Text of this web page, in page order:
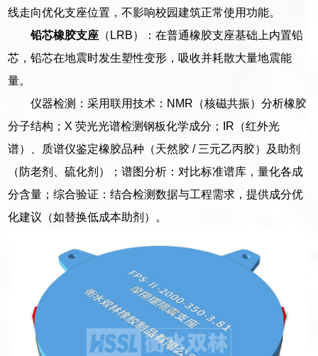
线走向优化支座位置，不影响校园建筑正常使用功能。
铅芯橡胶支座 （LRB）：在普通橡胶支座基础上内置铅
芯，铅芯在地震时发生塑性变形，吸收并耗散大量地震能
量。
仪器检测：采用联用技术：NMR（核磁共振）分析橡胶
分子结构；X 荧光光谱检测钢板化学成分；IR（红外光
谱）、质谱仪鉴定橡胶品种（天然胶 / 三元乙丙胶）及助剂
（防老剂、硫化剂）；谱图分析：对比标准谱库，量化各成
分含量；综合验证：结合检测数据与工程需求，提供成分优
化建议（如替换低成本助剂）。